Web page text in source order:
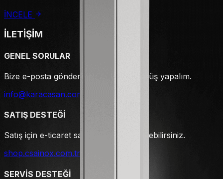
İNCELE
İLETİŞİM
GENEL SORULAR
Bize e-posta gönderin hemen geri dönüş yapalım.
info@karacasan.com
SATIŞ DESTEĞİ
Satış için e-ticaret sayfamızı ziyaret edebilirsiniz.
shop.csainox.com.tr
SERVİS DESTEĞİ